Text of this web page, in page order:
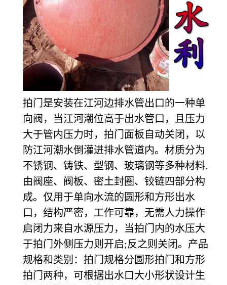
拍门是安装在江河边排水管出口的一种单
向阀，当江河潮位高于出水管口，且压力
大于管内压力时，拍门面板自动关闭，以
防江河潮水倒灌进排水管道内。材质分为
不锈钢、铸铁、型钢、玻璃钢等多种材料.
由阀座、阀板、密土封圈、铰链四部分构
成。仅用于单向水流的圆形和方形出水
口，结构严密，工作可靠，无需人力操作
启闭力来自水源压力，当拍门内的水压大
于拍门外侧压力则开启;反之则关闭。产品
规格和类别：拍门规格分圆形拍门和方形
拍门两种，可根据出水口大小形状设计生